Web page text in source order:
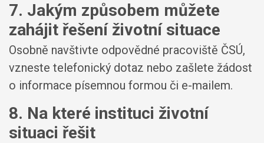
7. Jakým způsobem můžete
zahájit řešení životní situace
Osobně navštivte odpovědné pracoviště ČSÚ,
vzneste telefonický dotaz nebo zašlete žádost
o informace písemnou formou či e-mailem.
8. Na které instituci životní
situaci řešit